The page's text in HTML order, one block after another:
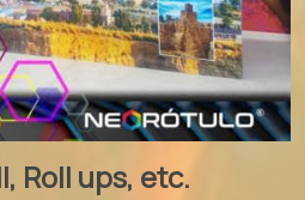
Roll ups, etc.